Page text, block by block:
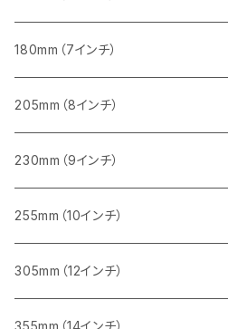
一般道路カッター用
405mm（16インチ）
一般道路カッター用
455ｍｍ（18インチ）
一般道路カッター用
コンクリート切断用
ブロック切断用
レンガ切断用
インターロッキング切断用
鋳鉄管切断用
ヒューム管・U字溝切断用
みかげ石（御影石）切断用
コンクリート切断用
ブロック切断用
レンガ切断用
インターロッキング切断用
鋳鉄管切断用
みかげ石（御影石）切断用
コンクリート切断用
ブロック切断用
レンガ切断用
インターロッキング切断用
鋳鉄管切断用
180mm（7インチ）
みかげ石（御影石）切断用
コンクリート切断用
ブロック切断用
レンガ切断用
インターロッキング切断用
205mm（8インチ）
みかげ石（御影石）切断用
コンクリート切断用
ブロック切断用
レンガ切断用
230mm（9インチ）
みかげ石（御影石）切断用
コンクリート切断用
ブロック切断用
255mm（10インチ）
コンクリート切断用
一般道路カッター用
ブロック切断用
305mm（12インチ）
みかげ石（御影石）切断用
355mm（14インチ）